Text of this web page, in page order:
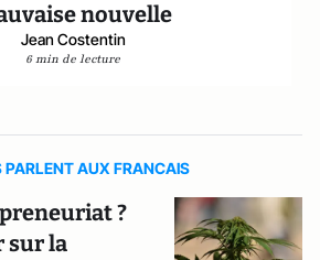
nouvelle
Jean Costentin
6 min de lecture
PARLENT AUX FRANCAIS
?
sur la